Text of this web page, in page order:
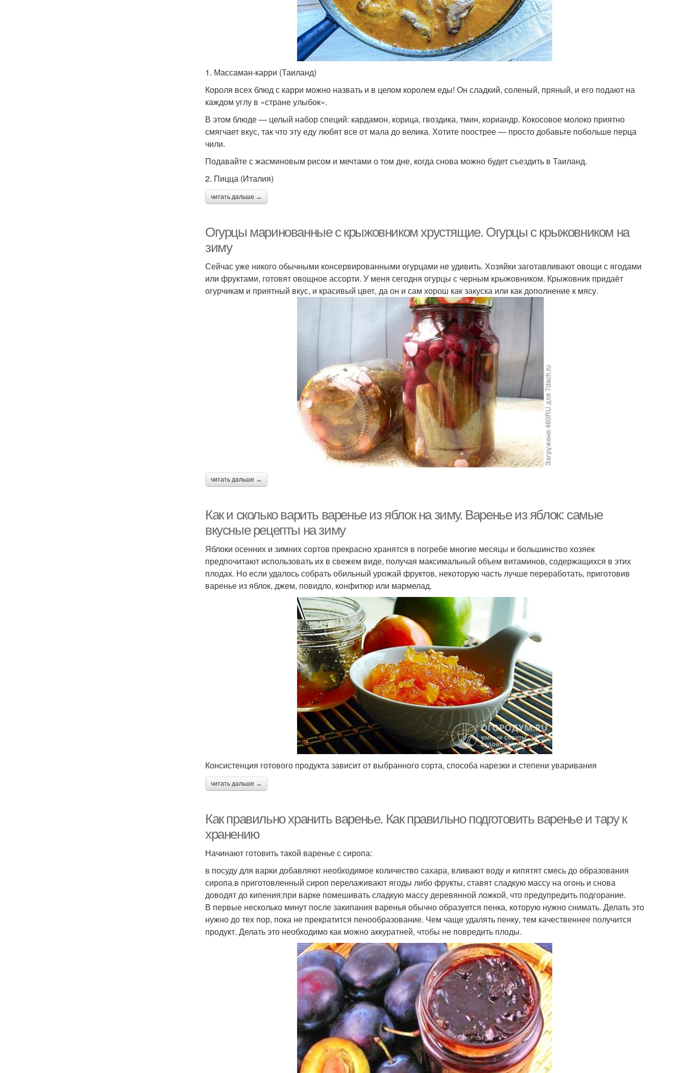
1. Массаман-карри (Таиланд)
Короля всех блюд с карри можно назвать и в целом королем еды! Он сладкий, соленый, пряный, и его подают на
каждом углу в «стране улыбок».
В этом блюде — целый набор специй: кардамон, корица, гвоздика, тмин, кориандр. Кокосовое молоко приятно
смягчает вкус, так что эту еду любят все от мала до велика. Хотите поострее — просто добавьте побольше перца
чили.
Подавайте с жасминовым рисом и мечтами о том дне, когда снова можно будет съездить в Таиланд.
2. Пицца (Италия)
читать дальше →
Огурцы маринованные с крыжовником хрустящие. Огурцы с крыжовником на
зиму
Сейчас уже никого обычными консервированными огурцами не удивить. Хозяйки заготавливают овощи с ягодами
или фруктами, готовят овощное ассорти. У меня сегодня огурцы с черным крыжовником. Крыжовник придаёт
огурчикам и приятный вкус, и красивый цвет, да он и сам хорош как закуска или как дополнение к мясу.
читать дальше →
Как и сколько варить варенье из яблок на зиму. Варенье из яблок: самые
вкусные рецепты на зиму
Яблоки осенних и зимних сортов прекрасно хранятся в погребе многие месяцы и большинство хозяек
предпочитают использовать их в свежем виде, получая максимальный объем витаминов, содержащихся в этих
плодах. Но если удалось собрать обильный урожай фруктов, некоторую часть лучше переработать, приготовив
варенье из яблок, джем, повидло, конфитюр или мармелад.
Консистенция готового продукта зависит от выбранного сорта, способа нарезки и степени уваривания
читать дальше →
Как правильно хранить варенье. Как правильно подготовить варенье и тару к
хранению
Начинают готовить такой варенье с сиропа:
в посуду для варки добавляют необходимое количество сахара, вливают воду и кипятят смесь до образования
сиропа.в приготовленный сироп перелаживают ягоды либо фрукты, ставят сладкую массу на огонь и снова
доводят до кипения;при варке помешивать сладкую массу деревянной ложкой, что предупредить подгорание.
В первые несколько минут после закипания варенья обычно образуется пенка, которую нужно снимать. Делать это
нужно до тех пор, пока не прекратится пенообразование. Чем чаще удалять пенку, тем качественнее получится
продукт. Делать это необходимо как можно аккуратней, чтобы не повредить плоды.